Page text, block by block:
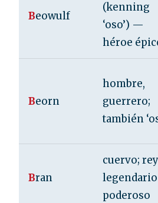
Beowulf
(kenning
‘oso’) —
héroe
Beorn
hombre,
guerrero;
también
Bran
cuervo; rey
legendario
poderoso